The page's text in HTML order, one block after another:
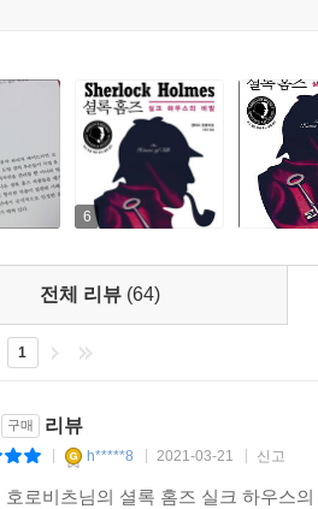
를 탄생시켰다.
일 재단
코난 도일 재단에서 공식적으로 인정
실크 하우스의 비밀』에 쏟아진 언론
난 도일에게 기대하는 것을 잘 알고
과 똑같이 멋지고 우아한 홈즈 소설!
후 처음으로 공인된 셜록 홈즈 소설
6
전체 리뷰 (64)
1
구매 리뷰
h*****8 2021-03-21 신고
호로비츠님의 셜록 홈즈 실크 하우스